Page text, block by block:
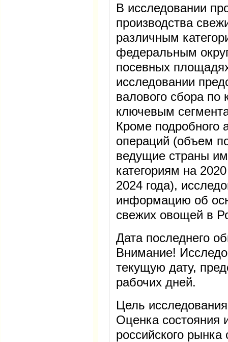
В исследовании
производства
различным
федеральным
посевных
исследовании
валового сбора по
ключевым
Кроме подробного
операций (объем
ведущие страны
категориям на
2024 года),
информацию об
свежих овощей в
Дата последнего
Внимание!
текущую дату,
рабочих дней.
Цель исследования
Оценка состояния
российского